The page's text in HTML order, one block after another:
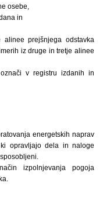
osebe,
in
prejšnjega odstavka
iz druge in tretje alinee
v registru izdanih in
energetskih naprav
opravljajo dela in naloge
izpolnjevanja pogoja